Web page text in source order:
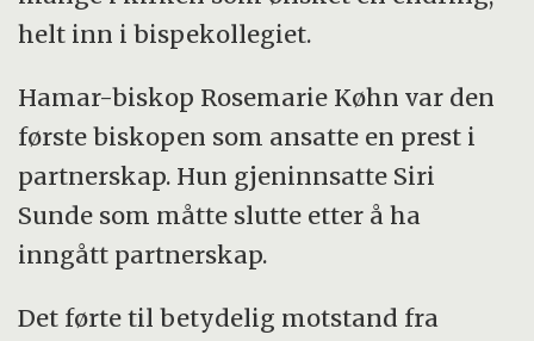
helt inn i bispekollegiet.
Hamar-biskop Rosemarie Køhn var den
første biskopen som ansatte en prest i
partnerskap. Hun gjeninnsatte Siri
Sunde som måtte slutte etter å ha
inngått partnerskap.
Det førte til betydelig motstand fra